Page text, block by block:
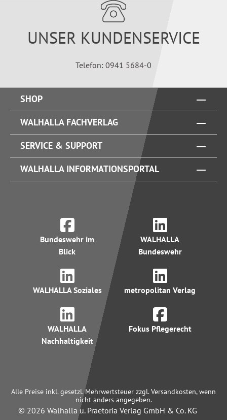
UNSER KUNDENSERVICE
Telefon: 0941 5684-0
SHOP
WALHALLA FACHVERLAG
SERVICE & SUPPORT
WALHALLA INFORMATIONSPORTAL
Bundeswehr im
Blick
WALHALLA
Bundeswehr
WALHALLA Soziales metropolitan Verlag
WALHALLA
Nachhaltigkeit
Fokus Pflegerecht
Alle Preise inkl. gesetzl. Mehrwertsteuer zzgl. Versandkosten, wenn
nicht anders angegeben.
© 2026 Walhalla u. Praetoria Verlag GmbH & Co. KG